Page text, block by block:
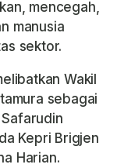
mencegah,
manusia
sektor.
Wakil
sebagai
Kepri Brigjen
Harian.